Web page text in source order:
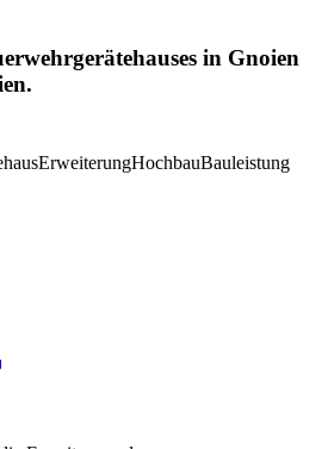
in Gnoien
ErweiterungHochbauBauleistung